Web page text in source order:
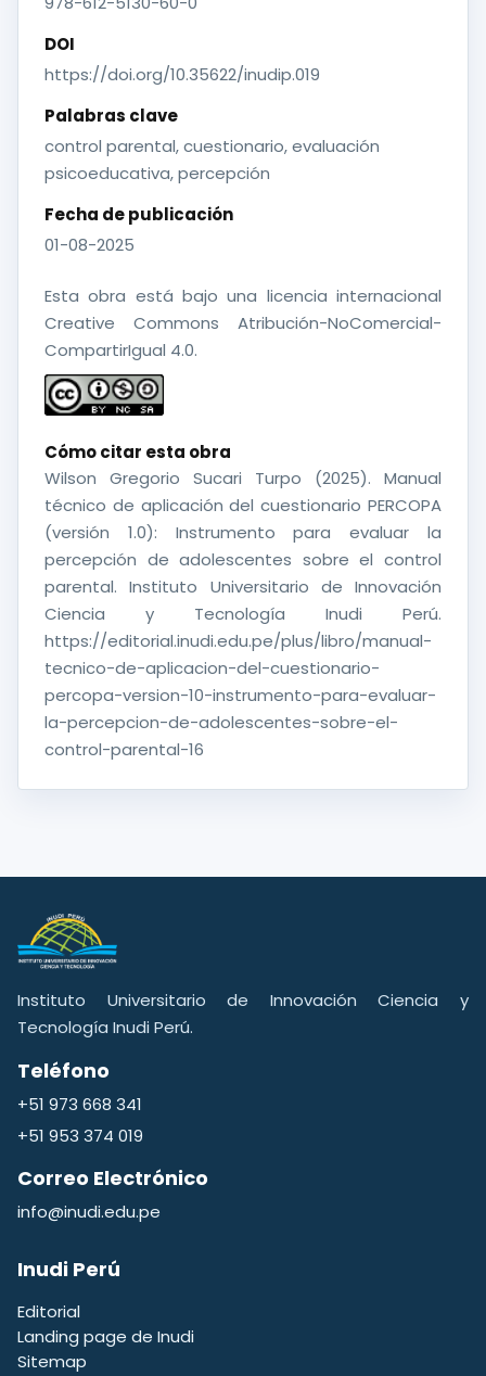
DOI
https://doi.org/10.35622/inudip.019
Palabras clave
control parental, cuestionario, evaluación
psicoeducativa, percepción
Fecha de publicación
01-08-2025
Esta obra está bajo una licencia internacional
Creative Commons Atribución-NoComercial-
CompartirIgual 4.0.
Cómo citar esta obra
Wilson Gregorio Sucari Turpo (2025). Manual
técnico de aplicación del cuestionario PERCOPA
(versión 1.0): Instrumento para evaluar la
percepción de adolescentes sobre el control
parental. Instituto Universitario de Innovación
Ciencia y Tecnología Inudi Perú.
https://editorial.inudi.edu.pe/plus/libro/manual-
tecnico-de-aplicacion-del-cuestionario-
percopa-version-10-instrumento-para-evaluar-
la-percepcion-de-adolescentes-sobre-el-
control-parental-16
Instituto Universitario de Innovación Ciencia y
Tecnología Inudi Perú.
Teléfono
+51 973 668 341
+51 953 374 019
Correo Electrónico
info@inudi.edu.pe
Inudi Perú
Editorial
Landing page de Inudi
Sitemap